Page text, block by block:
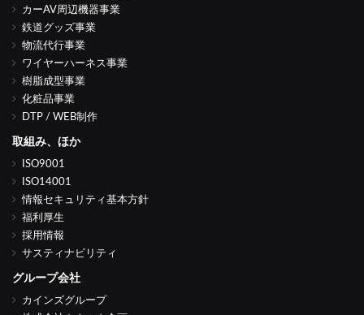
カーAV周辺機器事業
鉄道グッズ事業
物流代行事業
ワイヤーハーネス事業
樹脂成型事業
化粧品事業
DTP / WEB制作
取組み、ほか
ISO9001
ISO14001
情報セキュリティ基本方針
福利厚生
採用情報
サスティナビリティ
グループ会社
カインズグループ